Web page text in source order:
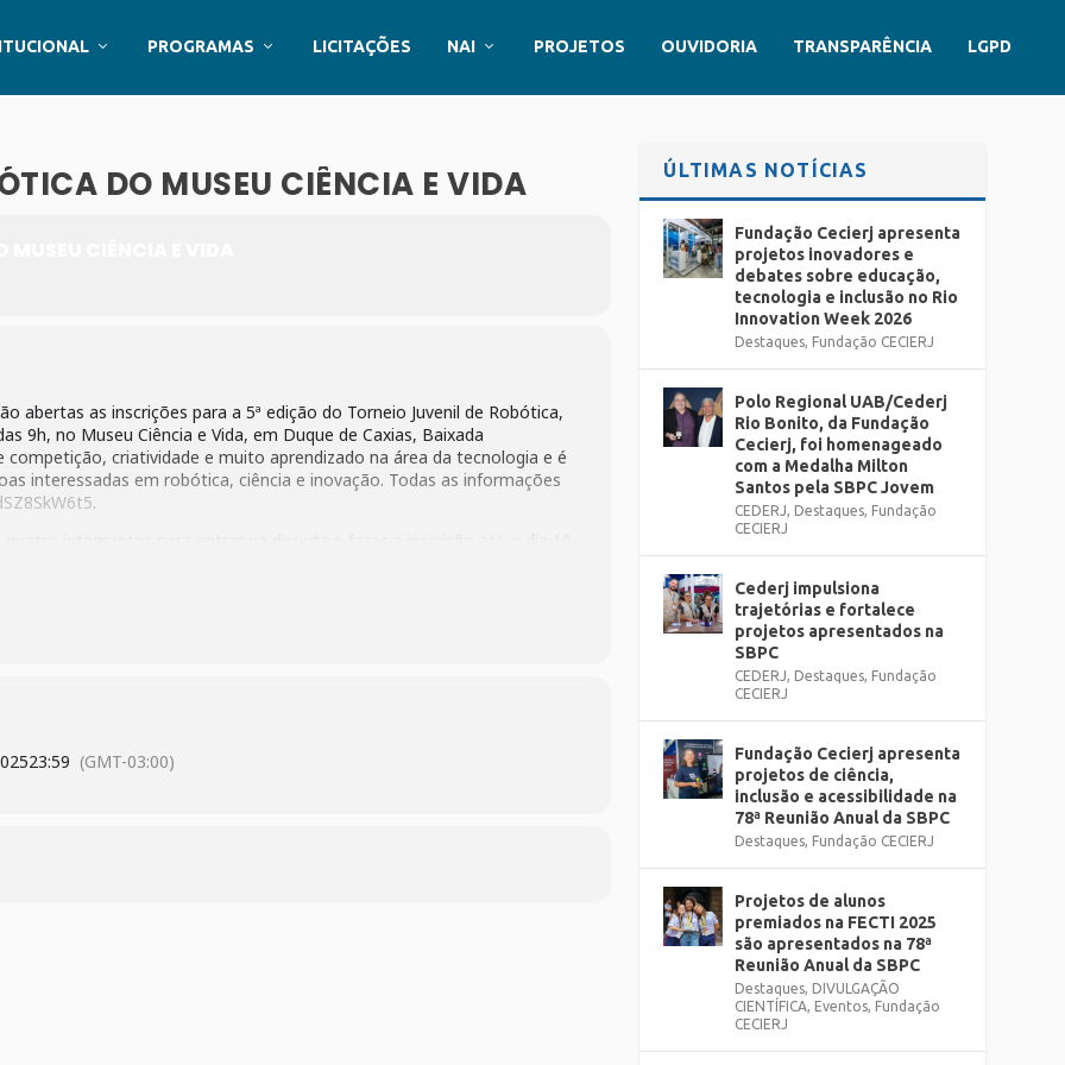
PROGRAMAS LICITAÇÕES NAI PROJETOS OUVIDORIA TRANSPARÊNCIA LGPD
DO MUSEU CIÊNCIA E VIDA
abertas as inscrições para a 5ª edição do Torneio Juvenil de Robótica,
9h, no Museu Ciência e Vida, em Duque de Caxias, Baixada
criatividade e muito aprendizado na área da tecnologia e é
interessadas em robótica, ciência e inovação. Todas as informações
.
que as equipes vão precisar superar, está disponível no
23:59 (GMT-03:00)
ÚLTIMAS NOTÍCIAS
Fundação Cecierj apresenta
projetos inovadores e
debates sobre educação,
tecnologia e inclusão no Rio
Innovation Week 2026
Destaques, Fundação CECIERJ
Polo Regional UAB/Cederj
Rio Bonito, da Fundação
Cecierj, foi homenageado
com a Medalha Milton
Santos pela SBPC Jovem
CEDERJ, Destaques, Fundação
CECIERJ
Cederj impulsiona
trajetórias e fortalece
projetos apresentados na
SBPC
CEDERJ, Destaques, Fundação
CECIERJ
Fundação Cecierj apresenta
projetos de ciência,
inclusão e acessibilidade na
78ª Reunião Anual da SBPC
Destaques, Fundação CECIERJ
Projetos de alunos
premiados na FECTI 2025
são apresentados na 78ª
Reunião Anual da SBPC
Destaques, DIVULGAÇÃO
CIENTÍFICA, Eventos, Fundação
CECIERJ